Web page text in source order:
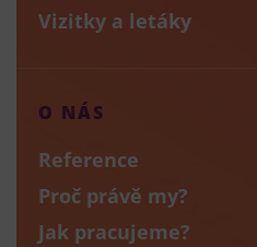
Vizitky a letáky
O NÁS
Reference
Proč právě my?
Jak pracujeme?